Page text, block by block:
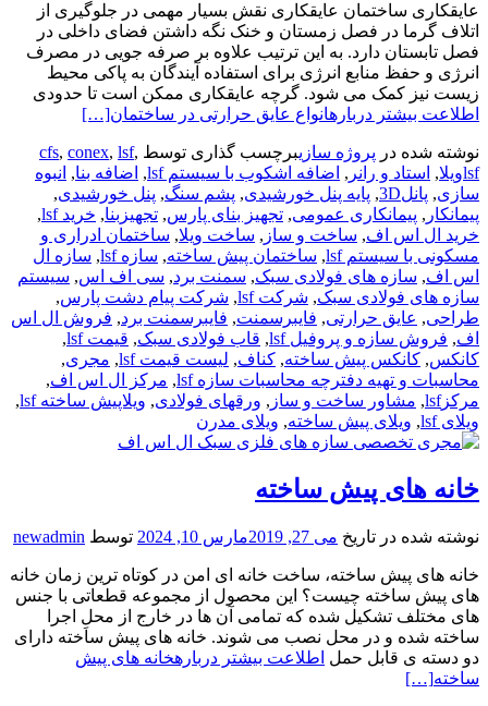
عایقکاری ساختمان عایقکاری نقش بسیار مهمی در جلوگیری از
اتلاف گرما در فصل زمستان و خنک نگه داشتن فضای داخلی در
فصل تابستان دارد. به این ترتیب علاوه بر صرفه جویی در مصرف
انرژی و حفظ منابع انرژی برای استفاده آیندگان به پاکی محیط
زیست نیز کمک می شود. گرچه عایقکاری ممکن است تا حدودی
اطلاعت بیشتر دربارهانواع عایق حرارتی در ساختمان[…]
نوشته شده در پروژه سازیبرچسب گذاری توسط cfs, conex, lsf,
lsfویلا
, استاد و رانر , اضافه اشکوب با سیستم lsf , اضافه بنا, انبوه
سازی, پانل3D , پایه پنل خورشیدی, پشم سنگ, پنل خورشیدی,
پیمانکار , پیمانکاری عمومی, تجهیز بنای پارس, تجهیزبنا, خرید lsf
,
خرید ال اس اف, ساخت و ساز , ساخت ویلا, ساختمان ادراری و
مسکونی با سیستم lsf
, ساختمان پیش ساخته, سازه lsf , سازه ال
اس اف, سازه های فولادی سبک, سمنت برد, سی اف اس, سیستم
سازه های فولادی سبک, شرکت lsf , شرکت پیام دشت پارس,
طراحی, عایق حرارتی, فایبرسمنت, فایبرسمنت برد, فروش ال اس
اف, فروش سازه و پروفیل lsf , قاب فولادی سبک, قیمت lsf
,
کانکس, کانکس پیش ساخته, کناف, لیست قیمت lsf , مجری,
محاسبات و تهیه دفترچه محاسبات سازه lsf
, مرکز ال اس اف,
مرکزlsf
, مشاور ساخت و ساز , ورقهای فولادی, ویلاپیش ساخته lsf
,
ویلای lsf
, ویلای پیش ساخته, ویلای مدرن
خانه های پیش ساخته
نوشته شده در تاریخ می 27, 2019 مارس 10, 2024 توسط newadmin
خانه های پیش ساخته، ساخت خانه ای امن در کوتاه ترین زمان خانه
های پیش ساخته چیست؟ این محصول از مجموعه قطعاتی با جنس
های مختلف تشکیل شده که تمامی آن ها در خارج از محلِ اجرا
ساخته شده و در محل نصب می شوند. خانه های پیش ساخته دارای
دو دسته ی قابل حمل اطلاعت بیشتر دربارهخانه های پیش
ساخته[…]